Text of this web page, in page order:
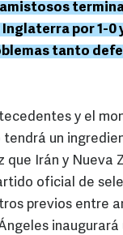
por 1-0
tanto
y el
tendrá un
que Irán y Nueva
oficial de
previos entre
inaugurará